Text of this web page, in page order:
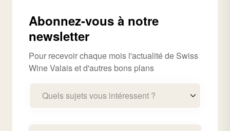
Abonnez-vous à notre
newsletter
Pour recevoir chaque mois l'actualité de Swiss
Wine Valais et d'autres bons plans
Quels sujets vous intéressent ?